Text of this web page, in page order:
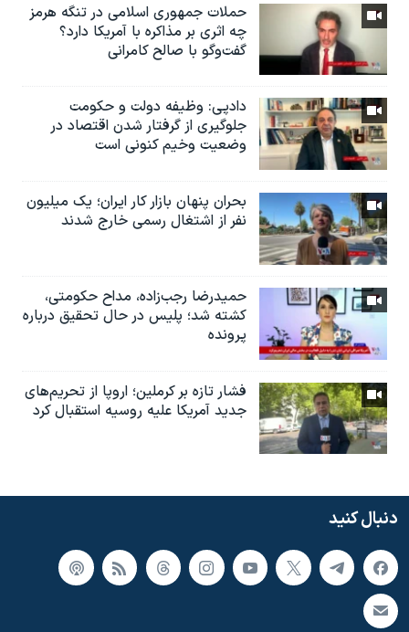
حملات جمهوری اسلامی در تنگه هرمز
چه اثری بر مذاکره با آمریکا دارد؟
گفت‌وگو با صالح کامرانی
دادپی: وظیفه دولت و حکومت
جلوگیری از گرفتار شدن اقتصاد در
وضعیت وخیم کنونی است
بحران پنهان بازار کار ایران؛ یک میلیون
نفر از اشتغال رسمی خارج شدند
حمیدرضا رجب‌زاده، مداح حکومتی،
کشته شد؛ پلیس در حال تحقیق درباره
پرونده
فشار تازه بر کرملین؛ اروپا از تحریم‌های
جدید آمریکا علیه روسیه استقبال کرد
دنبال کنید